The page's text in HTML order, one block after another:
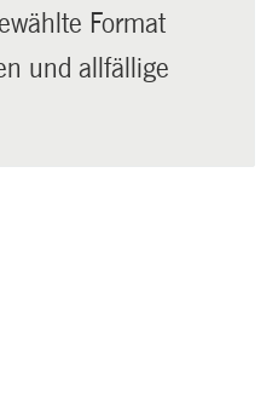
Format
und allfällige